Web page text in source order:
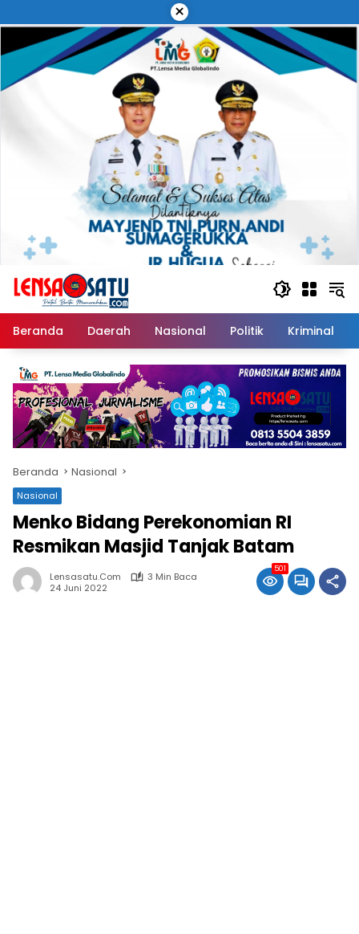
ke
konten
×
Beranda Daerah Nasional Politik Kriminal
Beranda Nasional
Nasional
Menko Bidang Perekonomian RI
Resmikan Masjid Tanjak Batam
Lensasatu.com
3 Min Baca
24 Juni 2022
501